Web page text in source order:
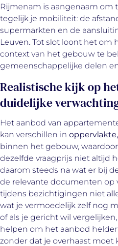
Rijmenam is aangenaam om
tegelijk je mobiliteit: de
supermarkten en de
Leuven. Tot slot loont het
context van het gebouw te
gemeenschappelijke delen
Realistische kijk op
duidelijke
Het aanbod van
kan verschillen in
binnen het gebouw,
dezelfde vraagprijs niet altijd
daarom steeds na wat er bij
de relevante documenten op
tijdens bezichtigingen niet
wat je vermoedelijk zelf nog
of als je gericht wil
helpen om het aanbod
zonder dat je overhaast moet